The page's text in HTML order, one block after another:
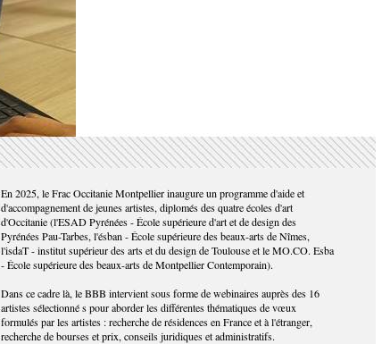
En 2025, le Frac Occitanie Montpellier inaugure un programme d'aide et
d'accompagnement de jeunes artistes, diplomés des quatre écoles d'art
d'Occitanie (l'ESAD Pyrénées - École supérieure d'art et de design des
Pyrénées Pau-Tarbes, l'ésban - École supérieure des beaux-arts de Nîmes,
l'isdaT - institut supérieur des arts et du design de Toulouse et le MO.CO. Esba
- École supérieure des beaux-arts de Montpellier Contemporain).
Dans ce cadre là, le BBB intervient sous forme de webinaires auprès des 16
artistes sélectionné s pour aborder les différentes thématiques de vœux
formulés par les artistes : recherche de résidences en France et à l'étranger,
recherche de bourses et prix, conseils juridiques et administratifs.